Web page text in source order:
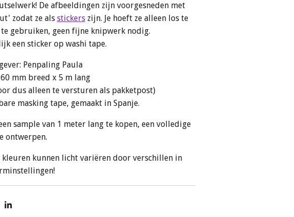
De afbeeldingen zijn voorgesneden met
zodat ze als stickers zijn. Je hoeft ze alleen los te
gebruiken, geen fijne knipwerk nodig.
een sticker op washi tape.
Penpaling Paula
mm breed x 5 m lang
dus alleen te versturen als pakketpost)
masking tape, gemaakt in Spanje.
sample van 1 meter lang te kopen, een volledige
ontwerpen.
kleuren kunnen licht variëren door verschillen in
S